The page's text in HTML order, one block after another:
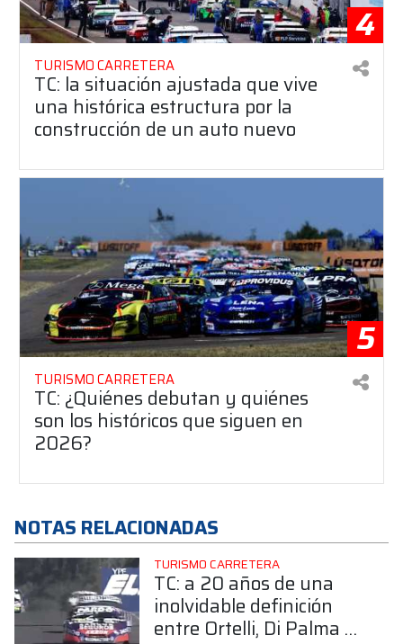
4
TURISMO CARRETERA
TC: la situación ajustada que vive
una histórica estructura por la
construcción de un auto nuevo
5
TURISMO CARRETERA
TC: ¿Quiénes debutan y quiénes
son los históricos que siguen en
2026?
NOTAS RELACIONADAS
TURISMO CARRETERA
TC: a 20 años de una
inolvidable definición
entre Ortelli, Di Palma y